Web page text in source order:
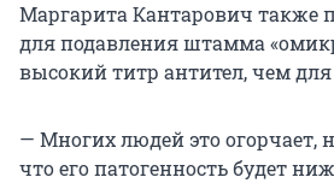
Маргарита Кантарович также
для подавления штамма
высокий титр антител, чем для
— Многих людей это огорчает,
что его патогенность будет